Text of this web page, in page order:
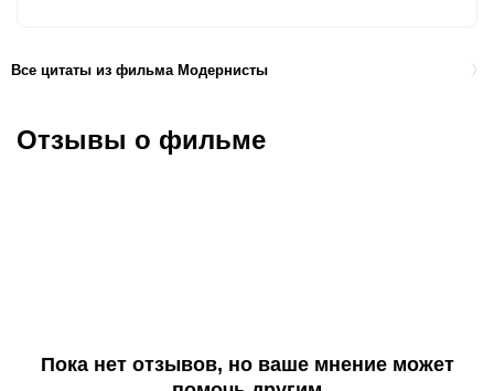
Все цитаты из фильма Модернисты
Отзывы о фильме
Пока нет отзывов, но ваше мнение может